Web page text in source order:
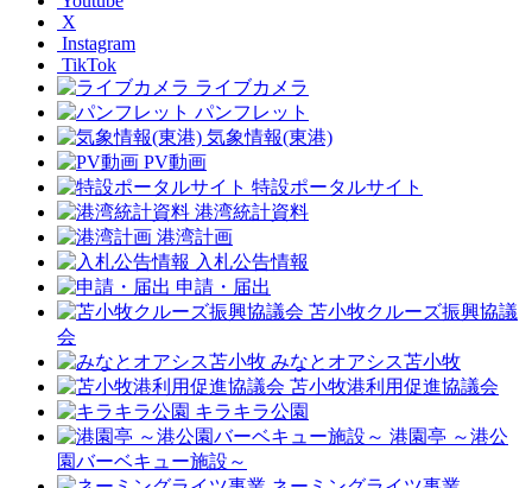
X
Instagram
TikTok
ライブカメラ
パンフレット
気象情報(東港)
PV動画
特設ポータルサイト
港湾統計資料
港湾計画
入札公告情報
申請・届出
苫小牧クルーズ振興協議
会
みなとオアシス苫小牧
苫小牧港利用促進協議会
キラキラ公園
港園亭 ～港公
園バーベキュー施設～